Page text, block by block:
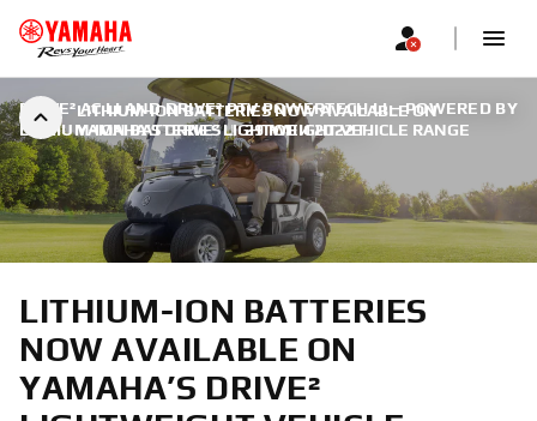
LITHIUM-ION BATTERIES NOW AVAILABLE ON
YAMAHA’S DRIVE² LIGHTWEIGHT VEHICLE RANGE
DRIVE² AC LI AND DRIVE² PTV POWERTECH LI – POWERED BY
LITHIUM-ION BATTERIES | 29 ЮНИ 2022 Г.
LITHIUM-ION BATTERIES
NOW AVAILABLE ON
YAMAHA’S DRIVE²